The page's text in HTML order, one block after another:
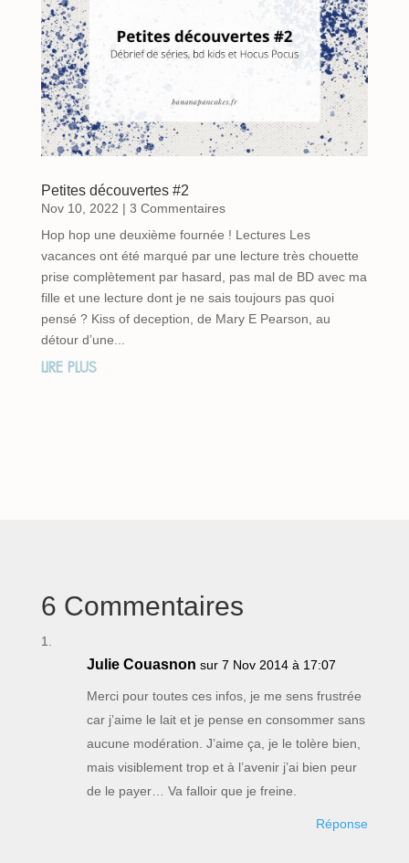
Petites découvertes #2
Nov 10, 2022 | 3 Commentaires
Hop hop une deuxième fournée ! Lectures Les
vacances ont été marqué par une lecture très chouette
prise complètement par hasard, pas mal de BD avec ma
fille et une lecture dont je ne sais toujours pas quoi
pensé ? Kiss of deception, de Mary E Pearson, au
détour d’une...
LIRE PLUS
6 Commentaires
Julie Couasnon sur 7 Nov 2014 à 17:07
Merci pour toutes ces infos, je me sens frustrée
car j’aime le lait et je pense en consommer sans
aucune modération. J’aime ça, je le tolère bien,
mais visiblement trop et à l’avenir j’ai bien peur
de le payer… Va falloir que je freine.
Réponse